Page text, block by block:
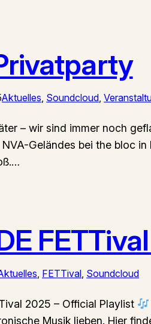
Aktuelles Soundcloud
– wir sind immer noch
NVA-Geländes bei the bloc
FETTival Soundcloud
2025 – Official Playlist
Musik lieben. Hier